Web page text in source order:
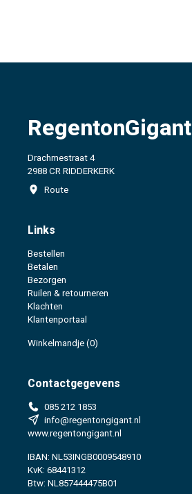
RegentonGigant
Drachmestraat 4
2988 CR RIDDERKERK
Route
Links
Bestellen
Betalen
Bezorgen
Ruilen & retourneren
Klachten
Klantenportaal
Winkelmandje (0)
Contactgegevens
085 212 1853
info@regentongigant.nl
www.regentongigant.nl
IBAN: NL53INGB0009548910
KvK: 68441312
Btw: NL857444475B01